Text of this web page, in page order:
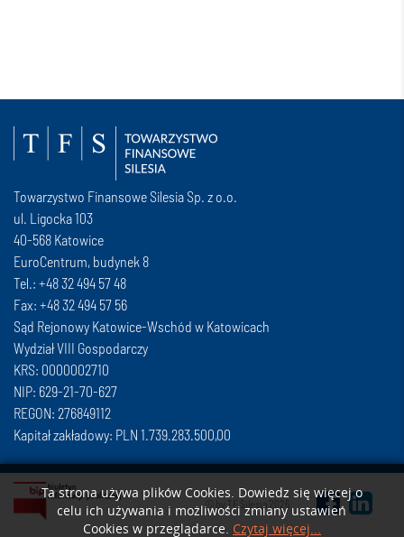
Towarzystwo Finansowe Silesia Sp. z o.o.
ul. Ligocka 103
40-568 Katowice
EuroCentrum, budynek 8
Tel.: +48 32 494 57 48
Fax: +48 32 494 57 56
Sąd Rejonowy Katowice-Wschód w Katowicach
Wydział VIII Gospodarczy
KRS: 0000002710
NIP: 629-21-70-627
REGON: 276849112
Kapitał zakładowy: PLN 1.739.283.500,00
© by TF Silesia 2026
Ta strona używa plików Cookies. Dowiedz się więcej o
celu ich używania i możliwości zmiany ustawień
Cookies w przeglądarce. Czytaj więcej...